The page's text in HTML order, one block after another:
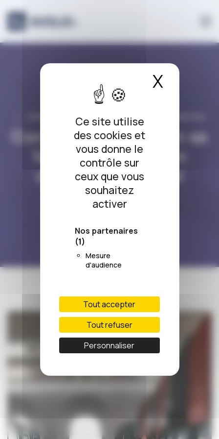
Panneau de gestion des cookies
Ce site utilise
des cookies et
vous donne le
contrôle sur
ceux que vous
souhaitez
activer
Nos partenaires
(1)
Mesure
d'audience
Tout accepter
Tout refuser
Personnaliser
X
DROIT BANCAIRE / DROIT DE LA CONSOMMATION
Coronavirus : peut-on se
faire rembourser un
voyage à l’étranger
annulé ?